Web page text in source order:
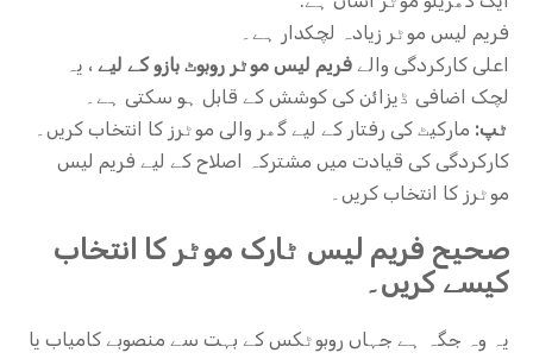
فریم لیس موٹر زیادہ لچکدار ہے۔
اعلی کارکردگی والے فریم لیس موٹر روبوٹ بازو کے لیے ، یہ
لچک اضافی ڈیزائن کی کوشش کے قابل ہو سکتی ہے۔
ٹپ: مارکیٹ کی رفتار کے لیے گھر والی موٹرز کا انتخاب کریں۔
کارکردگی کی قیادت میں مشترکہ اصلاح کے لیے فریم لیس
موٹرز کا انتخاب کریں۔
صحیح فریم لیس ٹارک موٹر کا انتخاب
کیسے کریں۔
یہ وہ جگہ ہے جہاں روبوٹکس کے بہت سے منصوبے کامیاب یا